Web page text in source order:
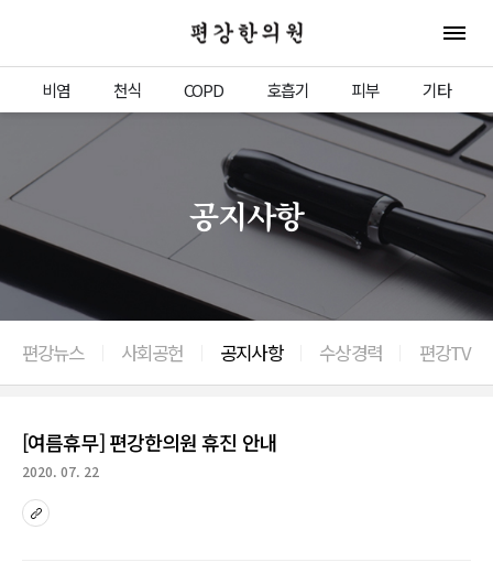
편강한의원 전체
비염 천식 COPD 호흡기 피부 기타
공지사항
편강뉴스 사회공헌 공지사항 수상경력 편강TV
[여름휴무] 편강한의원 휴진 안내
2020. 07. 22
sns